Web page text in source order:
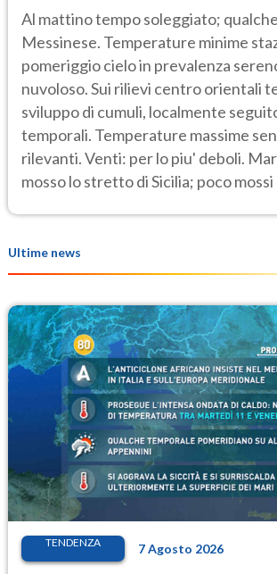
Al mattino tempo soleggiato;
Messinese. Temperature minime
pomeriggio cielo in prevalenza
nuvoloso. Sui rilievi centro orientali
sviluppo di cumuli, localmente
temporali. Temperature massime
rilevanti. Venti: per lo piu' deboli.
mosso lo stretto di Sicilia; poco
Ultime news
TENDENZA 7 Agosto 2026